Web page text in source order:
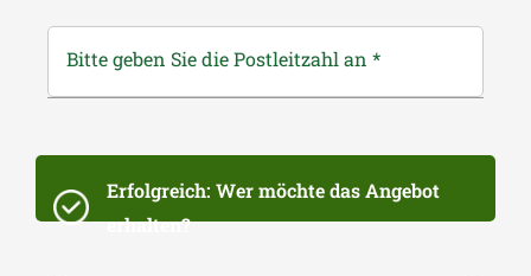
Bitte geben Sie die Postleitzahl an *
Erfolgreich: Wer möchte das Angebot
erhalten?